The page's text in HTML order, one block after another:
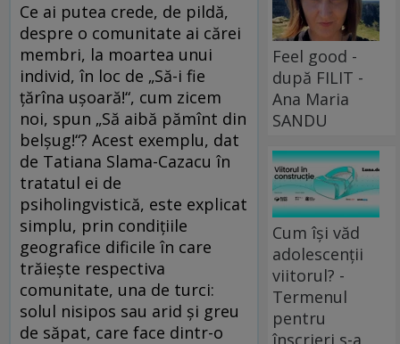
Ce ai putea crede, de pildă,
despre o comunitate ai cărei
membri, la moartea unui
individ, în loc de „Să-i fie
țărîna ușoară!“, cum zicem
noi, spun „Să aibă pămînt din
belșug!“? Acest exemplu, dat
de Tatiana Slama-Cazacu în
tratatul ei de
psiholingvistică, este explicat
simplu, prin condițiile
geografice dificile în care
trăiește respectiva
comunitate, una de turci:
solul nisipos sau arid și greu
de săpat, care face dintr-o
Feel good -
după FILIT -
Ana Maria
SANDU
Cum își văd
adolescenții
viitorul? -
Termenul
pentru
înscrieri s-a